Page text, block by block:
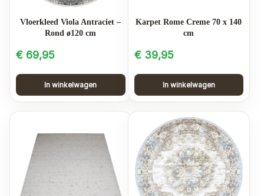
Vloerkleed Viola Antraciet –
Rond ø120 cm
€ 69,95
In winkelwagen
Karpet Rome Creme 70 x 140
cm
€39,95
In winkelwagen